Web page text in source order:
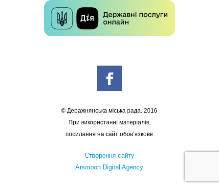
© Деражнянська міська рада. 2016
При використанні матеріалів,
посилання на сайт обов’язкове
Створення сайту
Arsmoon Digital Agency